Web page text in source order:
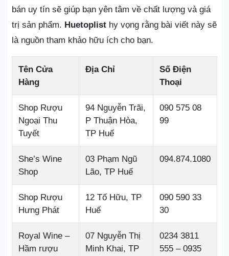
bán uy tín sẽ giúp bạn yên tâm về chất lượng và giá
trị sản phẩm. Huetoplist hy vọng rằng bài viết này sẽ
là nguồn tham khảo hữu ích cho bạn.
Tên Cửa
Hàng
Địa Chỉ
Số Điện
Thoại
Shop Rượu
Ngoại Thu
Tuyết
94 Nguyễn Trãi,
P Thuận Hòa,
TP Huế
090 575 08
99
She’s Wine
Shop
03 Phạm Ngũ
Lão, TP Huế
094.874.1080
Shop Rượu
Hưng Phát
12 Tố Hữu, TP
Huế
090 590 33
30
Royal Wine –
Hầm rượu
07 Nguyễn Thị
Minh Khai, TP
0234 3811
555 – 0935